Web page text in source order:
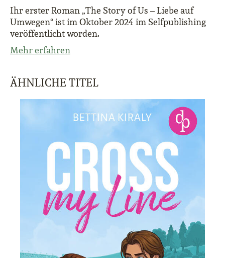
Ihr erster Roman „The Story of Us – Liebe auf
Umwegen“ ist im Oktober 2024 im Selfpublishing
veröffentlicht worden.
Mehr erfahren
ÄHNLICHE TITEL